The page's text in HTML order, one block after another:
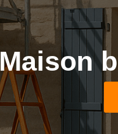
Maison